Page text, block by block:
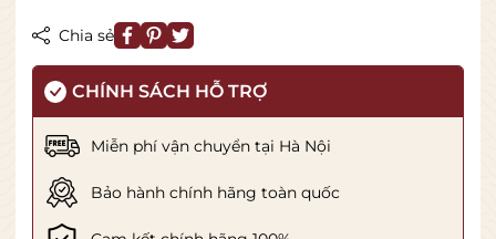
Chia sẻ
CHÍNH SÁCH HỖ TRỢ
Miễn phí vận chuyển tại Hà Nội
Bảo hành chính hãng toàn quốc